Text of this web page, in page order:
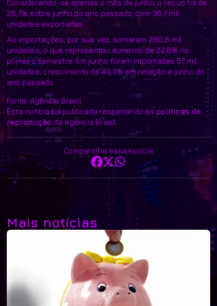
Considerando-se apenas o mês de junho, o recuo foi de
26,7% sobre junho do ano passado, com 36,7 mil
unidades exportadas.
As importações, por sua vez, somaram 280,6 mil
unidades, o que representou aumento de 22,8% no
primeiro semestre. Em junho foram importadas 57 mil
unidades, crescimento de 49,3% em relação a junho do
ano passado.
Fonte: Agência Brasil
Esta notícia foi publicada respeitando aspolíticas de
reprodução da Agência Brasil.
Compartilhe essa notícia
Mais notícias